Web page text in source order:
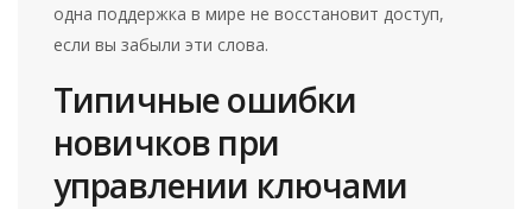
одна поддержка в мире не восстановит доступ,
если вы забыли эти слова.
Типичные ошибки
новичков при
управлении ключами